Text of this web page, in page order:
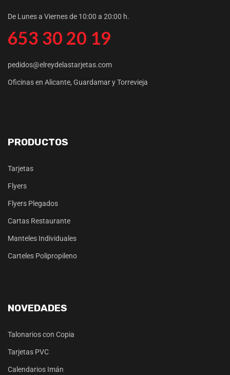
De Lunes a Viernes de 10:00 a 20:00 h.
653 30 20 19
pedidos@elreydelastarjetas.com
Oficinas en Alicante, Guardamar y Torrevieja
PRODUCTOS
Tarjetas
Flyers
Flyers Plegados
Cartas Restaurante
Manteles Individuales
Carteles Polipropileno
NOVEDADES
Talonarios con Copia
Tarjetas PVC
Calendarios Imán